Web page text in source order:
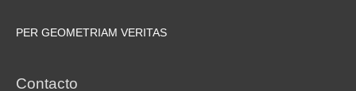
PER GEOMETRIAM VERITAS
Contacto